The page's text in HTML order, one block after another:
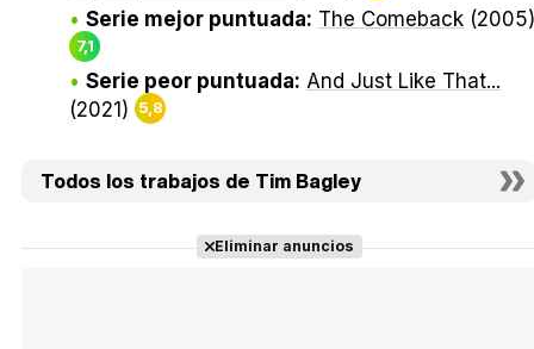
Serie mejor puntuada: The Comeback (2005)
7,1
Serie peor puntuada: And Just Like That...
(2021)
5,8
Todos los trabajos de Tim Bagley
Eliminar anuncios